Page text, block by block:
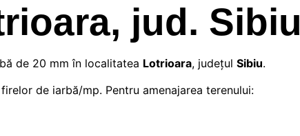
jud. Sibiu
de 20 mm în localitatea Lotrioara, judeţul Sibiu.
de iarbă/mp. Pentru amenajarea terenului: